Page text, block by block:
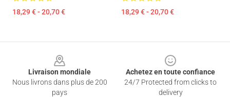
18,29 € - 20,70 € 18,29 € - 20,70 €
Livraison mondiale
Nous livrons dans plus de 200
pays
Achetez en toute confiance
24/7 Protected from clicks to
delivery